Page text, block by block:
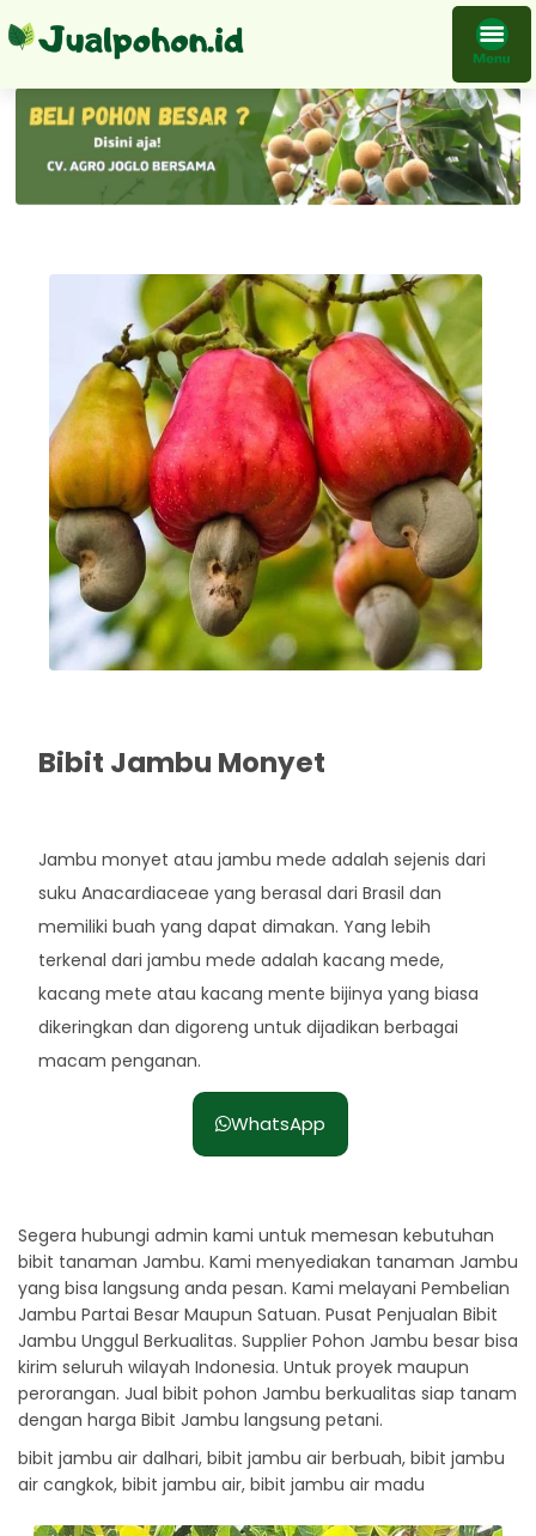
Bibit Pohon Jambu Monyet Sangat Populer Super Genjah
Bibit Jambu Monyet
Jambu monyet atau jambu mede adalah sejenis dari
suku Anacardiaceae yang berasal dari Brasil dan
memiliki buah yang dapat dimakan. Yang lebih
terkenal dari jambu mede adalah kacang mede,
kacang mete atau kacang mente bijinya yang biasa
dikeringkan dan digoreng untuk dijadikan berbagai
macam penganan.
WhatsApp
Segera hubungi admin kami untuk memesan kebutuhan
bibit tanaman Jambu. Kami menyediakan tanaman Jambu
yang bisa langsung anda pesan. Kami melayani Pembelian
Jambu Partai Besar Maupun Satuan. Pusat Penjualan Bibit
Jambu Unggul Berkualitas. Supplier Pohon Jambu besar bisa
kirim seluruh wilayah Indonesia. Untuk proyek maupun
perorangan. Jual bibit pohon Jambu berkualitas siap tanam
dengan harga Bibit Jambu langsung petani.
bibit jambu air dalhari, bibit jambu air berbuah, bibit jambu
air cangkok, bibit jambu air, bibit jambu air madu